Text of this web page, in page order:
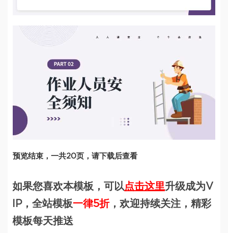
预览结束，一共20页，请下载后查看
如果您喜欢本模板，可以点击这里升级成为V
IP，全站模板一律5折，欢迎持续关注，精彩
模板每天推送